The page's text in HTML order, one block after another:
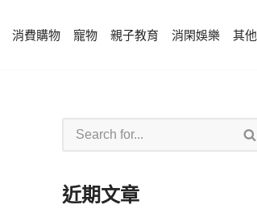
消費購物 寵物 親子教育 消閑娛樂 其他
近期文章